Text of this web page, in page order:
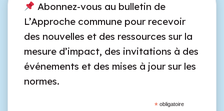
Abonnez-vous au bulletin de
L’Approche commune pour recevoir
des nouvelles et des ressources sur la
mesure d’impact, des invitations à des
événements et des mises à jour sur les
normes.
*obligatoire